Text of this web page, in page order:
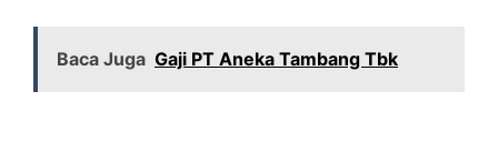
Baca Juga Gaji PT Aneka Tambang Tbk